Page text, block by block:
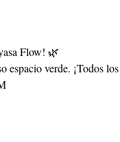
Flow! 🌿
verde. ¡Todos